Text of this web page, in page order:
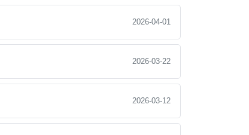
2026-04-01
2026-03-22
2026-03-12